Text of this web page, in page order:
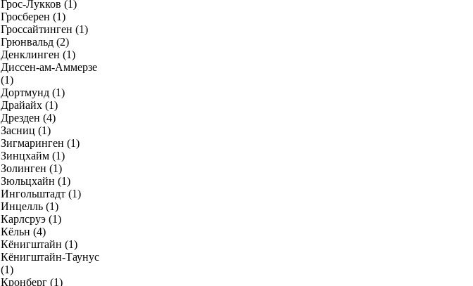
Грос-Лукков (1)
Гросберен (1)
Гроссайтинген (1)
Грюнвальд (2)
Денклинген (1)
Диссен-ам-Аммерзе
(1)
Дортмунд (1)
Драйайх (1)
Дрезден (4)
Засниц (1)
Зигмаринген (1)
Зинцхайм (1)
Золинген (1)
Зюльцхайн (1)
Ингольштадт (1)
Инцелль (1)
Карлсруэ (1)
Кёльн (4)
Кёнигштайн (1)
Кёнигштайн-Таунус
(1)
Кронберг (1)